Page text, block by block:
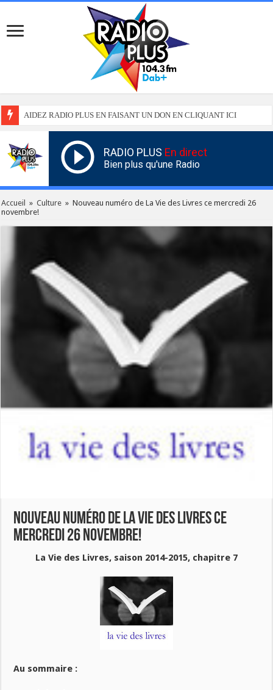
AIDEZ RADIO PLUS EN FAISANT UN DON EN CLIQUANT ICI
RADIO PLUS En direct
Bien plus qu'une Radio
Accueil » Culture » Nouveau numéro de La Vie des Livres ce mercredi 26
novembre!
Nouveau numéro de La Vie des Livres ce
mercredi 26 novembre!
La Vie des Livres, saison 2014-2015, chapitre 7
Au sommaire :